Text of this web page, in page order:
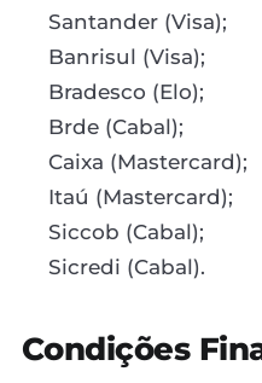
Santander (Visa);
Banrisul (Visa);
Bradesco (Elo);
Brde (Cabal);
Caixa (Mastercard);
Itaú (Mastercard);
Siccob (Cabal);
Sicredi (Cabal).
Condições